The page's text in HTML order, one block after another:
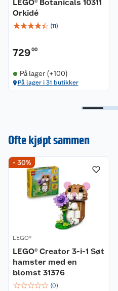
Settet inneholder 217 deler.
LEGO® Botanicals 10311
Orkidé
☆☆☆☆☆ (11)
72900
På lager (+100)
På lager i 31 butikker
Ofte kjøpt sammen
- 30%
LEGO®
LEGO® Creator 3-i-1 Søt
hamster med en
blomst 31376
☆☆☆☆☆ (0)